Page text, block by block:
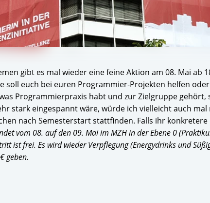
gibt es mal wieder eine feine Aktion am 08. Mai ab
soll euch bei euren Programmier-Projekten helfen
Programmierpraxis habt und zur Zielgruppe
stark eingespannt wäre, würde ich vielleicht auch
nach Semesterstart stattfinden. Falls ihr
vom 08. auf den 09. Mai im MZH in der Ebene 0
ist frei. Es wird wieder Verpflegung (Energydrinks und
geben.